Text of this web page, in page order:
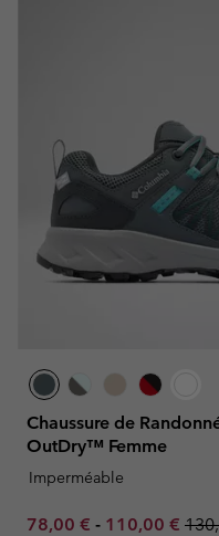
Chaussure de
OutDry™ Femme
Imperméable
Minimum sale price:
78,00 € - Maximum
110,00 €